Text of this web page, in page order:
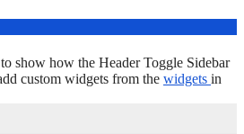
show how the Header Toggle Sidebar
custom widgets from the widgets in